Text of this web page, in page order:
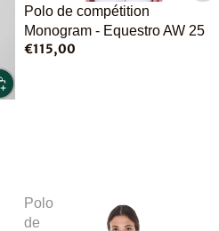
Polo de compétition
Monogram - Equestro AW 25
€115,00
Polo
de